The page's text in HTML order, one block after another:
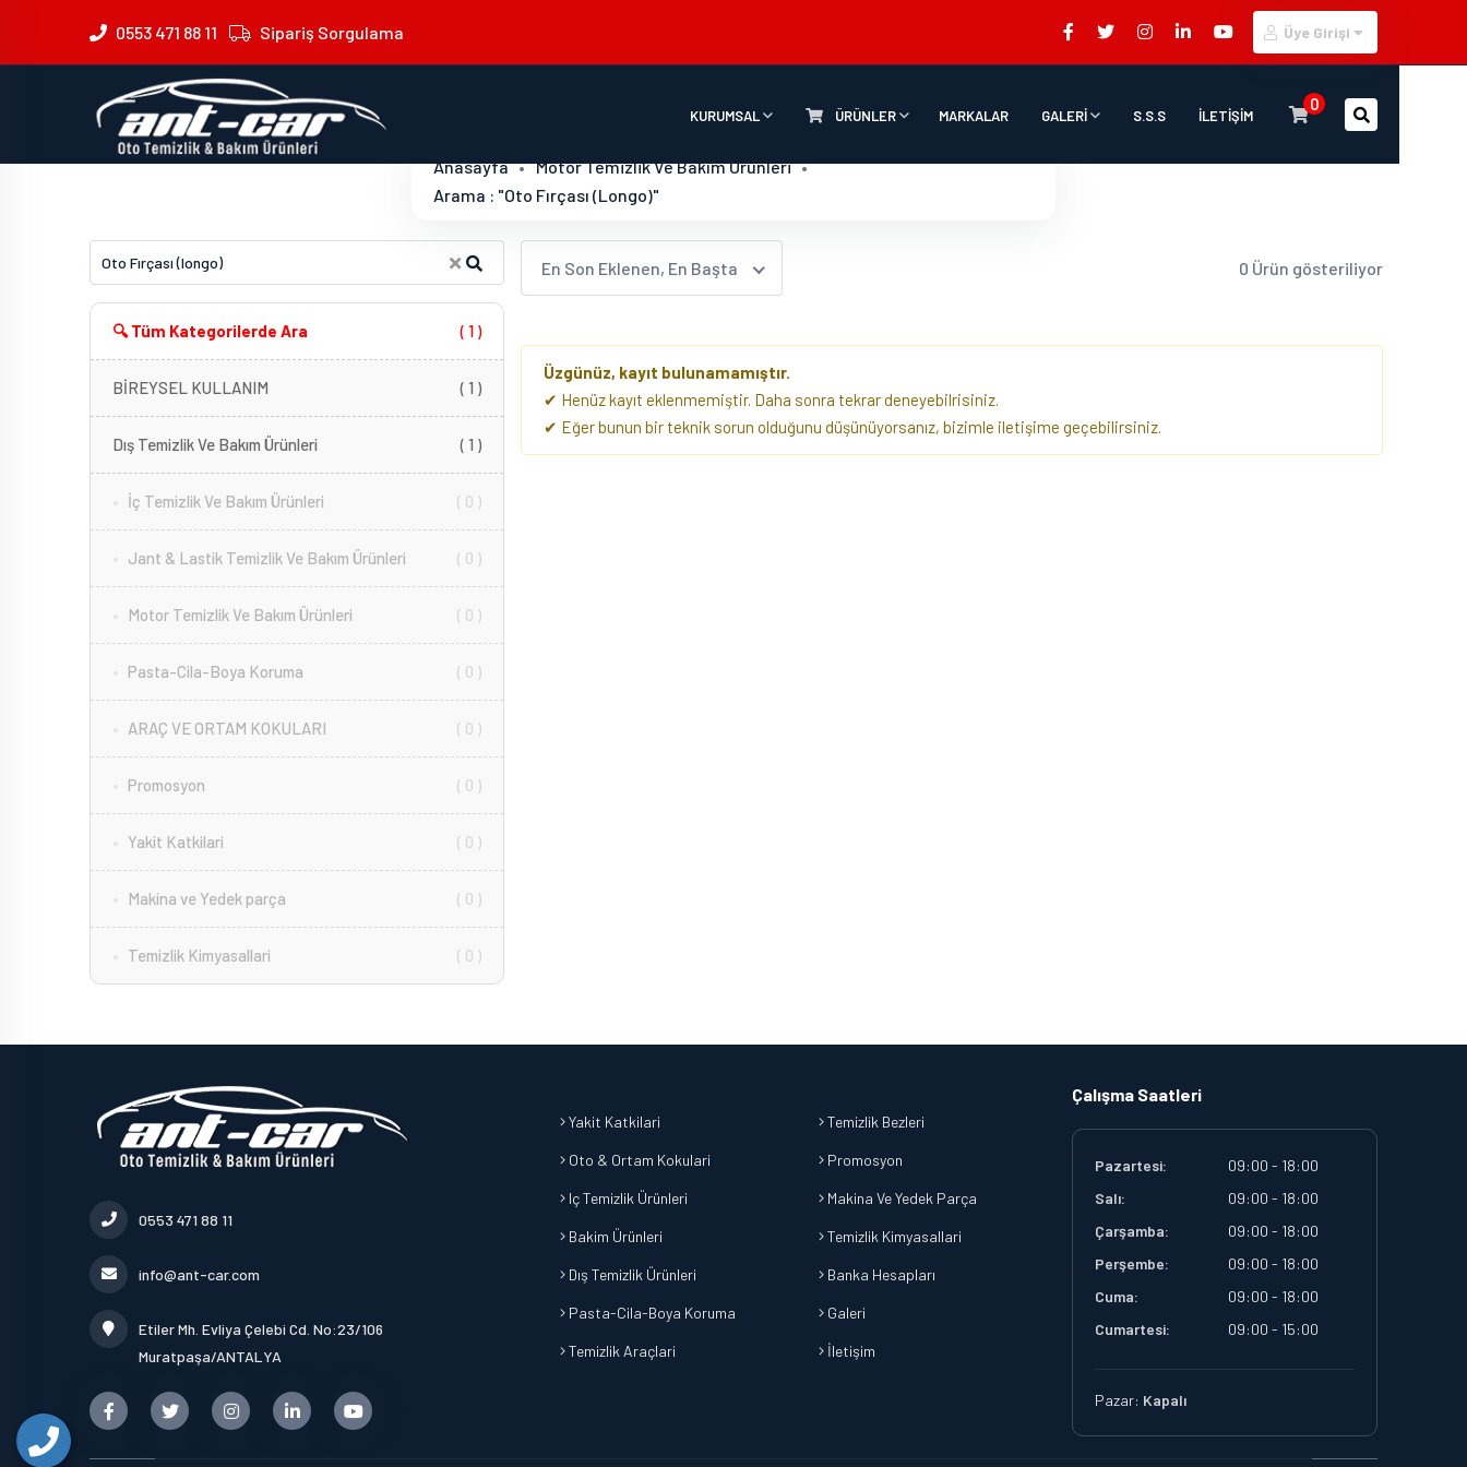
0553 471 88 11 Sipariş Sorgulama Üye Girişi
KURUMSAL ÜRÜNLER MARKALAR GALERİ S.S.S İLETİŞİM
0
Anasayfa
Motor Temizlik Ve Bakım Ürünleri
Arama : "Oto Fırçası (longo)"
🔍 Tüm Kategorilerde Ara ( 1 )
BİREYSEL KULLANIM ( 1 )
Dış Temizlik Ve Bakım Ürünleri ( 1 )
İç Temizlik Ve Bakım Ürünleri ( 0 )
Jant & Lastik Temizlik Ve Bakım Ürünleri ( 0 )
Motor Temizlik Ve Bakım Ürünleri ( 0 )
Pasta-Cila-Boya Koruma ( 0 )
ARAÇ VE ORTAM KOKULARI ( 0 )
Promosyon ( 0 )
Yakit Katkilari ( 0 )
Makina ve Yedek parça ( 0 )
Temizlik Kimyasallari ( 0 )
En Son Eklenen, En Başta 0 Ürün gösteriliyor
Üzgünüz, kayıt bulunamamıştır.
✔ Henüz kayıt eklenmemiştir. Daha sonra tekrar deneyebilrisiniz.
✔ Eğer bunun bir teknik sorun olduğunu düşünüyorsanız, bizimle iletişime geçebilirsiniz.
0553 471 88 11
info@ant-car.com
Etiler Mh. Evliya Çelebi Cd. No:23/106
Muratpaşa/ANTALYA
Yakit Katkilari
Oto & Ortam Kokulari
Iç Temizlik Ürünleri
Bakim Ürünleri
Dış Temizlik Ürünleri
Pasta-Cila-Boya Koruma
Temizlik Araçlari
Temizlik Bezleri
Promosyon
Makina Ve Yedek Parça
Temizlik Kimyasallari
Banka Hesapları
Galeri
İletişim
Çalışma Saatleri
Pazartesi:
09:00 - 18:00
Salı:
09:00 - 18:00
Çarşamba:
09:00 - 18:00
Perşembe:
09:00 - 18:00
Cuma:
09:00 - 18:00
Cumartesi:
09:00 - 15:00
Pazar: Kapalı